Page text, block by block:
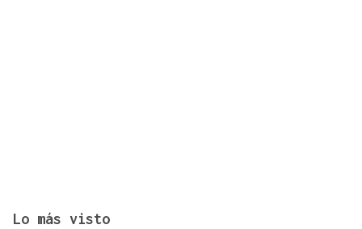
Lo más visto